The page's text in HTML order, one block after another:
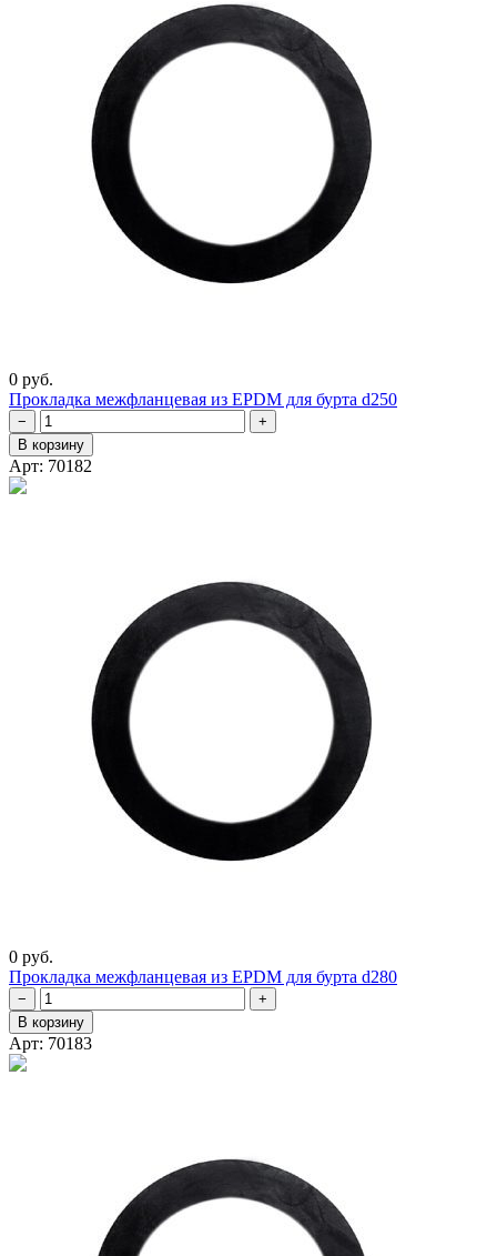
0 руб.
Прокладка межфланцевая из EPDM для бурта d250
−
+
В корзину
Арт: 70182
0 руб.
Прокладка межфланцевая из EPDM для бурта d280
−
+
В корзину
Арт: 70183